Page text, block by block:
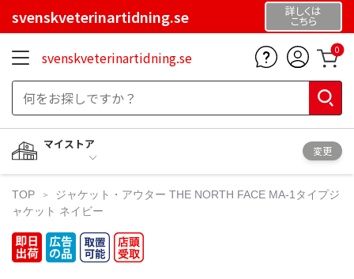
svenskveterinartidning.se 詳しくは
こちら
svenskveterinartidning.se 0
マイストア
変更
TOP ジャケット・アウター THE NORTH FACE MA-1タイプジ
ャケット ネイビー